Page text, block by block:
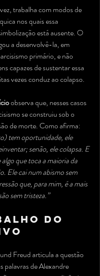
trabalha com modos de
nos quais essa
está ausente. O
a desenvolvê-la, em
primário, e não
capazes de sustentar essa
vezes conduz ao colapso.
observa que, nesses casos
se construiu sob o
de morte. Como afirma:
tem oportunidade, ele
senão, ele colapsa. E
que toca a maioria da
Ele cai num abismo sem
que, para mim, é a mais
sem tristeza.”
do
Freud articula a questão
palavras de Alexandre